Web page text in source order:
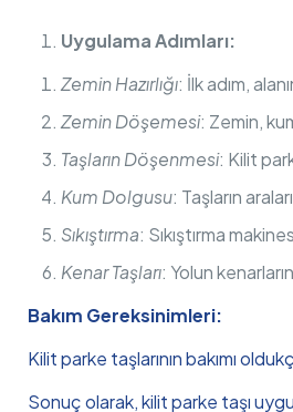
Uygulama Adımları:
Zemin Hazırlığı: İlk adım,
Zemin Döşemesi: Zemin,
Taşların Döşenmesi: Kilit
Kum Dolgusu: Taşların
Sıkıştırma: Sıkıştırma
Kenar Taşları: Yolun
Bakım Gereksinimleri:
Kilit parke taşlarının bakımı
Sonuç olarak, kilit parke taşı